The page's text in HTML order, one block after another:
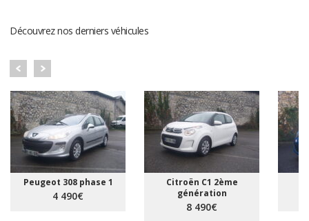
Découvrez nos derniers véhicules
Peugeot 308 phase 1
4 490€
Citroën C1 2ème
génération
8 490€